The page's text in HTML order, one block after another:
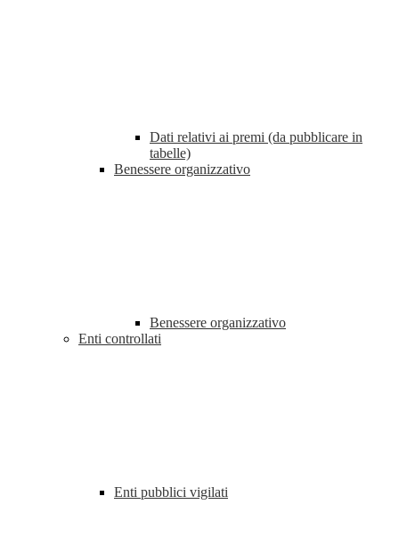
Dati relativi ai premi (da pubblicare in
tabelle)
Benessere organizzativo
Benessere organizzativo
Enti controllati
Enti pubblici vigilati